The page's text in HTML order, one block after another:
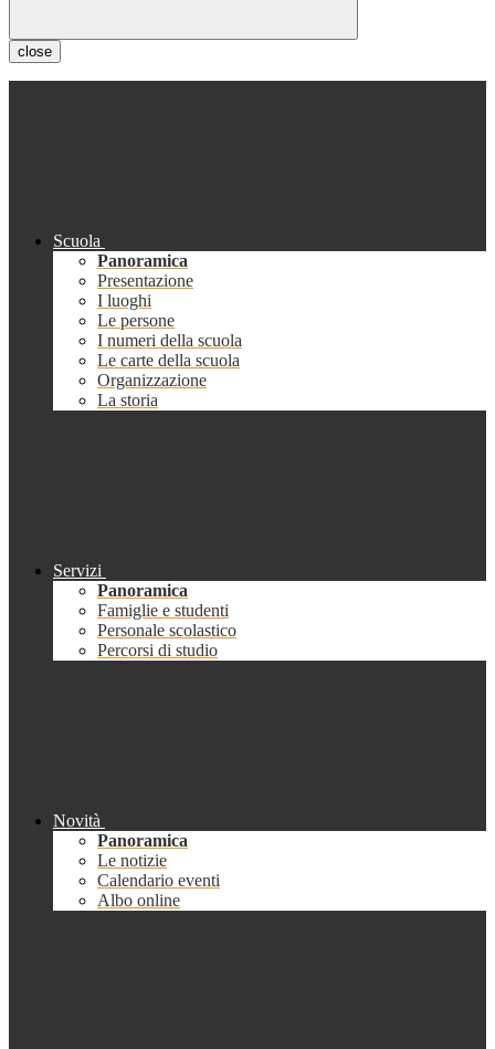
close
Scuola
Panoramica
Presentazione
I luoghi
Le persone
I numeri della scuola
Le carte della scuola
Organizzazione
La storia
Servizi
Panoramica
Famiglie e studenti
Personale scolastico
Percorsi di studio
Novità
Panoramica
Le notizie
Calendario eventi
Albo online